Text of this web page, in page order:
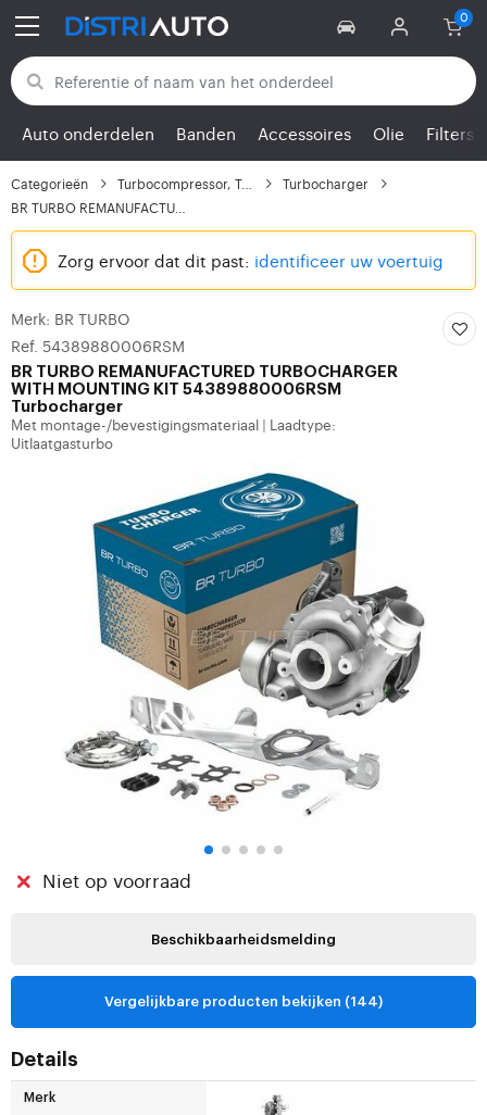
Terug naar categorieën
Auto onderdelen Banden Accessoires Olie Filters
Categorieën Turbocompressor, Turbo
Turbocharger
Zorg ervoor dat dit past: identificeer uw voertuig
Merk: BR TURBO
Ref. 54389880006RSM
BR TURBO REMANUFACTURED TURBOCHARGER
WITH MOUNTING KIT 54389880006RSM
Turbocharger
Met montage-/bevestigingsmateriaal
Laadtype:
Uitlaatgasturbo
Niet op voorraad
Beschikbaarheidsmelding
Vergelijkbare producten bekijken (144)
Details
Merk